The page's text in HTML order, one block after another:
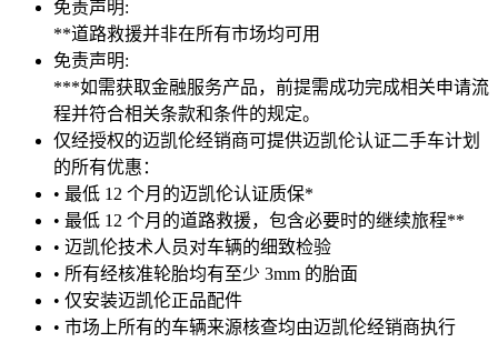
免责声明:
**道路救援并非在所有市场均可用
免责声明:
***如需获取金融服务产品，前提需成功完成相关申请流
程并符合相关条款和条件的规定。
仅经授权的迈凯伦经销商可提供迈凯伦认证二手车计划
的所有优惠：
• 最低 12 个月的迈凯伦认证质保*
• 最低 12 个月的道路救援，包含必要时的继续旅程**
• 迈凯伦技术人员对车辆的细致检验
• 所有经核准轮胎均有至少 3mm 的胎面
• 仅安装迈凯伦正品配件
• 市场上所有的车辆来源核查均由迈凯伦经销商执行